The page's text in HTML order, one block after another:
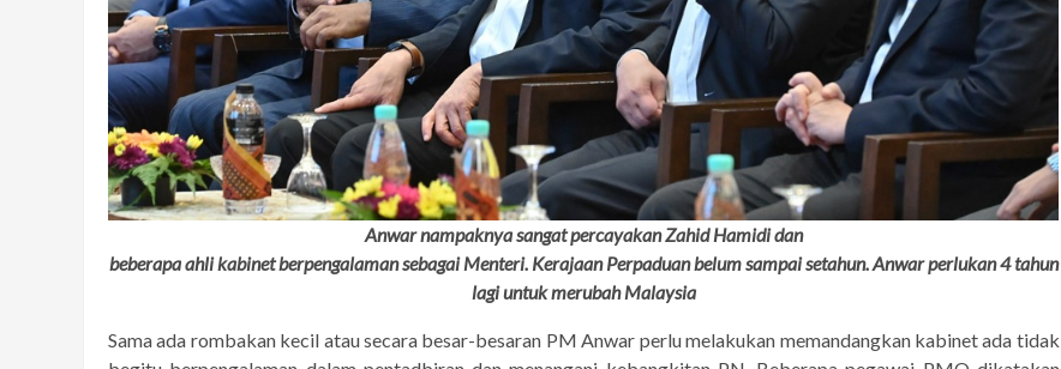
Anwar nampaknya sangat percayakan Zahid Hamidi dan
beberapa ahli kabinet berpengalaman sebagai Menteri. Kerajaan Perpaduan belum sampai setahun. Anwar perlukan 4 tahun
lagi untuk merubah Malaysia
Sama ada rombakan kecil atau secara besar-besaran PM Anwar perlu melakukan memandangkan kabinet ada tidak